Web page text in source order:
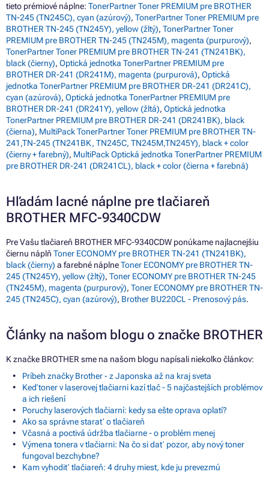
tieto prémiové náplne: TonerPartner Toner PREMIUM pre BROTHER
TN-245 (TN245C), cyan (azúrový), TonerPartner Toner PREMIUM pre
BROTHER TN-245 (TN245Y), yellow (žltý), TonerPartner Toner
PREMIUM pre BROTHER TN-245 (TN245M), magenta (purpurový),
TonerPartner Toner PREMIUM pre BROTHER TN-241 (TN241BK),
black (čierny), Optická jednotka TonerPartner PREMIUM pre
BROTHER DR-241 (DR241M), magenta (purpurová), Optická
jednotka TonerPartner PREMIUM pre BROTHER DR-241 (DR241C),
cyan (azúrová), Optická jednotka TonerPartner PREMIUM pre
BROTHER DR-241 (DR241Y), yellow (žltá), Optická jednotka
TonerPartner PREMIUM pre BROTHER DR-241 (DR241BK), black
(čierna), MultiPack TonerPartner Toner PREMIUM pre BROTHER TN-
241,TN-245 (TN241BK, TN245C, TN245M,TN245Y), black + color
(čierny + farebný), MultiPack Optická jednotka TonerPartner PREMIUM
pre BROTHER DR-241 (DR241CL), black + color (čierna + farebná)
Hľadám lacné náplne pre tlačiareň
BROTHER MFC-9340CDW
Pre Vašu tlačiareň BROTHER MFC-9340CDW ponúkame najlacnejšiu
čiernu náplň Toner ECONOMY pre BROTHER TN-241 (TN241BK),
black (čierny) a farebné náplneToner ECONOMY pre BROTHER TN-
245 (TN245Y), yellow (žltý), Toner ECONOMY pre BROTHER TN-245
(TN245M), magenta (purpurový), Toner ECONOMY pre BROTHER TN-
245 (TN245C), cyan (azúrový), Brother BU220CL - Prenosový pás.
Články na našom blogu o značke BROTHER
K značke BROTHER sme na našom blogu napísali niekoľko článkov:
Príbeh značky Brother - z Japonska až na kraj sveta
Keď toner v laserovej tlačiarni kazí tlač - 5 najčastejších problémov
a ich riešení
Poruchy laserových tlačiarní: kedy sa ešte oprava oplatí?
Ako sa správne starať o tlačiareň
Včasná a poctivá údržba tlačiarne - o problém menej
Výmena tonera v tlačiarni: Na čo si dať pozor, aby nový toner
fungoval bezchybne?
Kam vyhodiť tlačiareň: 4 druhy miest, kde ju prevezmú